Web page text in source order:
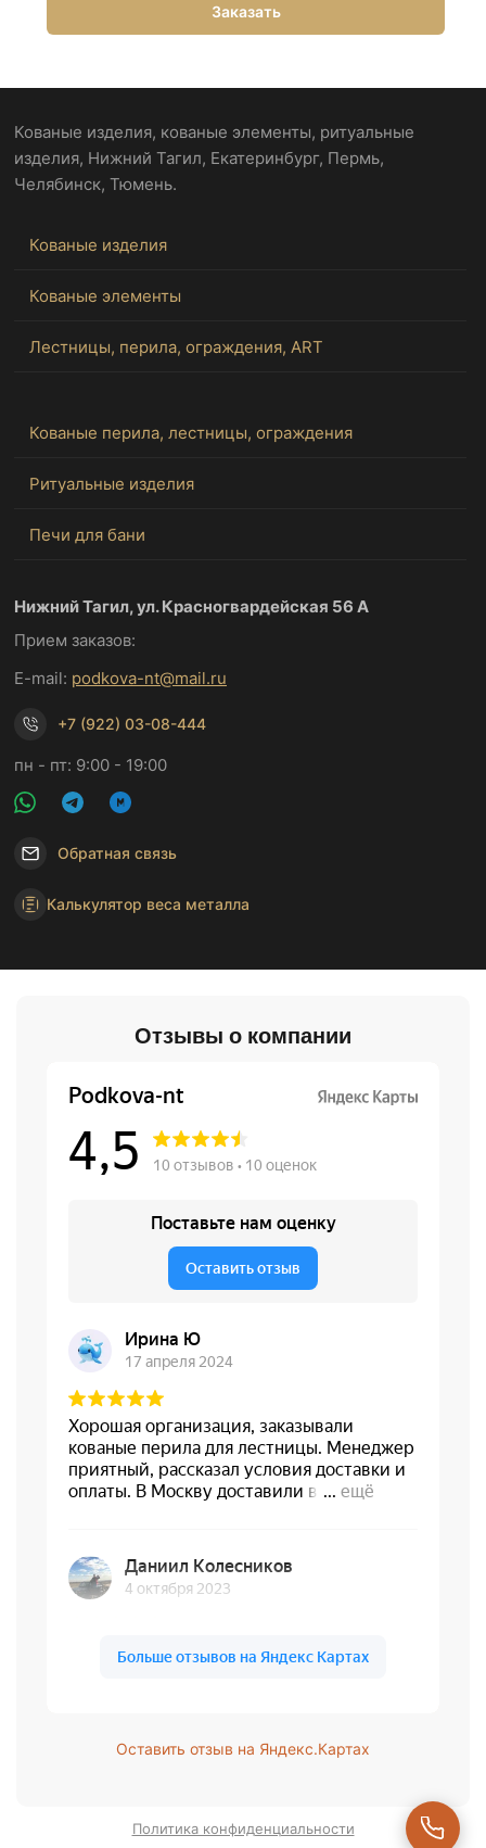
Заказать
Кованые изделия, кованые элементы, ритуальные
изделия, Нижний Тагил, Екатеринбург, Пермь,
Челябинск, Тюмень.
Кованые изделия
Кованые элементы
Лестницы, перила, ограждения, ART
Кованые перила, лестницы, ограждения
Ритуальные изделия
Печи для бани
Нижний Тагил, ул. Красногвардейская 56 А
Прием заказов:
E-mail: podkova-nt@mail.ru
+7 (922) 03-08-444
пн - пт: 9:00 - 19:00
Обратная связь
Калькулятор веса металла
Отзывы о компании
Оставить отзыв на Яндекс.Картах
Политика конфиденциальности